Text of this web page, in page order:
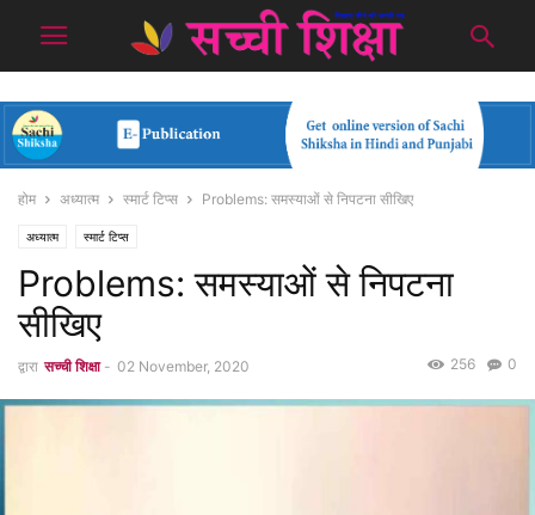
होम अध्यात्म स्मार्ट टिप्स Problems: समस्याओं से निपटना सीखिए
अध्यात्म स्मार्ट टिप्स
Problems: समस्याओं से निपटना
सीखिए
द्वारा सच्ची शिक्षा - 02 November, 2020 0
256